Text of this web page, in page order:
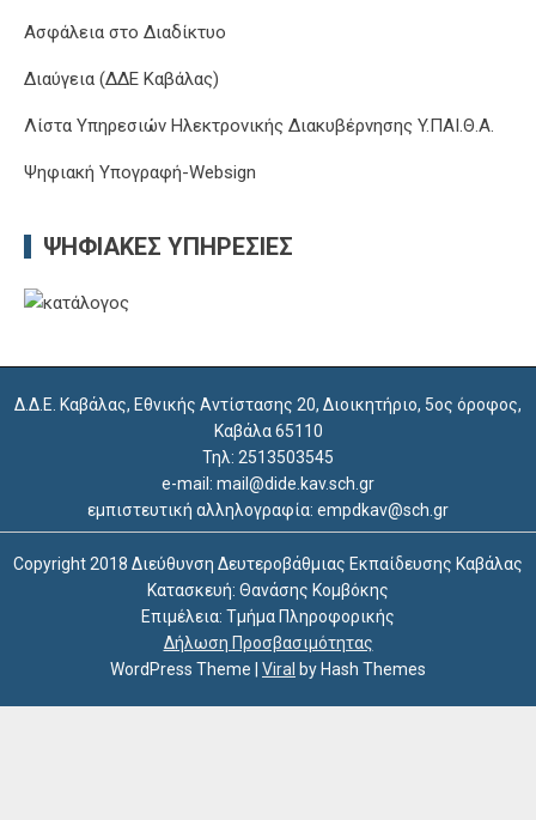
Ασφάλεια στο Διαδίκτυο
Διαύγεια (ΔΔΕ Καβάλας)
Λίστα Υπηρεσιών Ηλεκτρονικής Διακυβέρνησης Y.ΠΑΙ.Θ.Α.
Ψηφιακή Υπογραφή-Websign
ΨΗΦΙΑΚΈΣ ΥΠΗΡΕΣΊΕΣ
Δ.Δ.Ε. Καβάλας, Εθνικής Αντίστασης 20, Διοικητήριο, 5ος όροφος,
Καβάλα 65110
Τηλ: 2513503545
e-mail: mail@dide.kav.sch.gr
εμπιστευτική αλληλογραφία: empdkav@sch.gr
Copyright 2018 Διεύθυνση Δευτεροβάθμιας Εκπαίδευσης Καβάλας
Κατασκευή: Θανάσης Κομβόκης
Επιμέλεια: Τμήμα Πληροφορικής
Δήλωση Προσβασιμότητας
WordPress Theme
Viral by Hash Themes